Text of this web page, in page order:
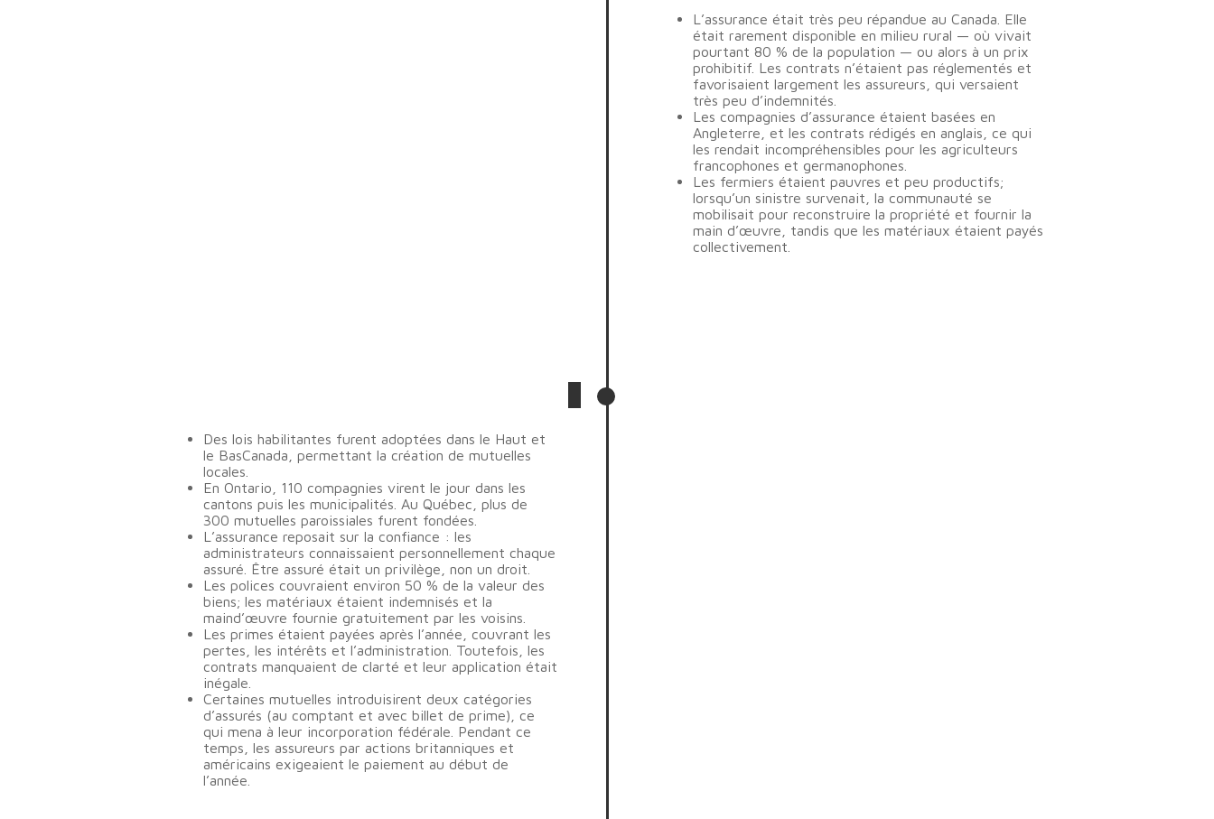
L’assurance était très peu répandue au Canada. Elle
était rarement disponible en milieu rural — où vivait
pourtant 80 % de la population — ou alors à un prix
prohibitif. Les contrats n’étaient pas réglementés et
favorisaient largement les assureurs, qui versaient
très peu d’indemnités.
Les compagnies d’assurance étaient basées en
Angleterre, et les contrats rédigés en anglais, ce qui
les rendait incompréhensibles pour les agriculteurs
francophones et germanophones.
Les fermiers étaient pauvres et peu productifs;
lorsqu’un sinistre survenait, la communauté se
mobilisait pour reconstruire la propriété et fournir la
main d’œuvre, tandis que les matériaux étaient payés
collectivement.
Des lois habilitantes furent adoptées dans le Haut et
le BasCanada, permettant la création de mutuelles
locales.
En Ontario, 110 compagnies virent le jour dans les
cantons puis les municipalités. Au Québec, plus de
300 mutuelles paroissiales furent fondées.
L’assurance reposait sur la confiance : les
administrateurs connaissaient personnellement chaque
assuré. Être assuré était un privilège, non un droit.
Les polices couvraient environ 50 % de la valeur des
biens; les matériaux étaient indemnisés et la
maind’œuvre fournie gratuitement par les voisins.
Les primes étaient payées après l’année, couvrant les
pertes, les intérêts et l’administration. Toutefois, les
contrats manquaient de clarté et leur application était
inégale.
Certaines mutuelles introduisirent deux catégories
d’assurés (au comptant et avec billet de prime), ce
qui mena à leur incorporation fédérale. Pendant ce
temps, les assureurs par actions britanniques et
américains exigeaient le paiement au début de
l’année.